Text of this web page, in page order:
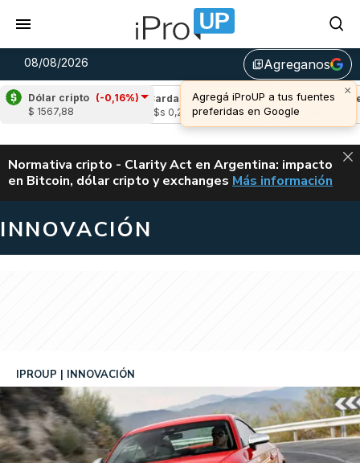
08/08/2026 library_addAgreganos
×
Agregá iProUP a tus fuentes
preferidas en Google
Dólar cripto (-0,16%)
$ 1567,88
(0,30%)
Cardano
(-1,47%)
u$s 0,20
Avalanche
u$s 6,55
ALERTA
Normativa cripto - Clarity Act en Argentina: impacto
en Bitcoin, dólar cripto y exchanges CLARITY ACT EN
Más información
INNOVACIÓN
IPROUP INNOVACIÓN